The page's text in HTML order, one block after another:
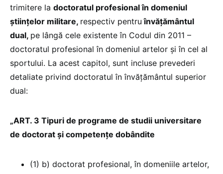
trimitere la doctoratul profesional în domeniul
științelor militare, respectiv pentru învățământul
dual, pe lângă cele existente în Codul din 2011 –
doctoratul profesional în domeniul artelor și în cel al
sportului. La acest capitol, sunt incluse prevederi
detaliate privind doctoratul în învățământul superior
dual:
„ART. 3 Tipuri de programe de studii universitare
de doctorat și competențe dobândite
(1) b) doctorat profesional, în domeniile artelor,